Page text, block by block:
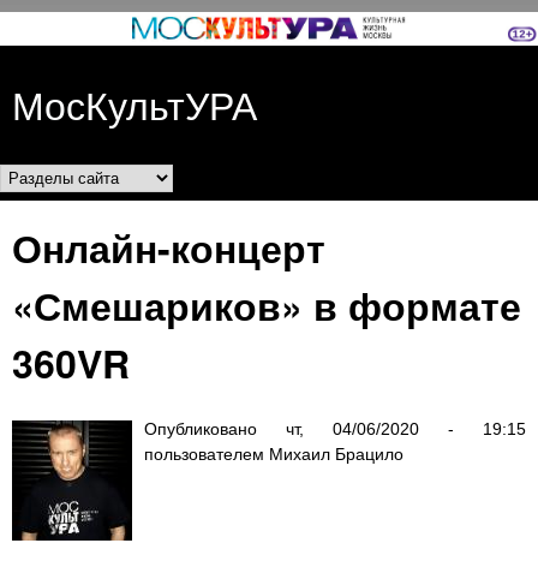
Перейти к основному
МосКультУРА
Разделы сайта
Онлайн-концерт
«Смешариков» в формате
360VR
Опубликовано чт, 04/06/2020 - 19:15
пользователем Михаил Брацило